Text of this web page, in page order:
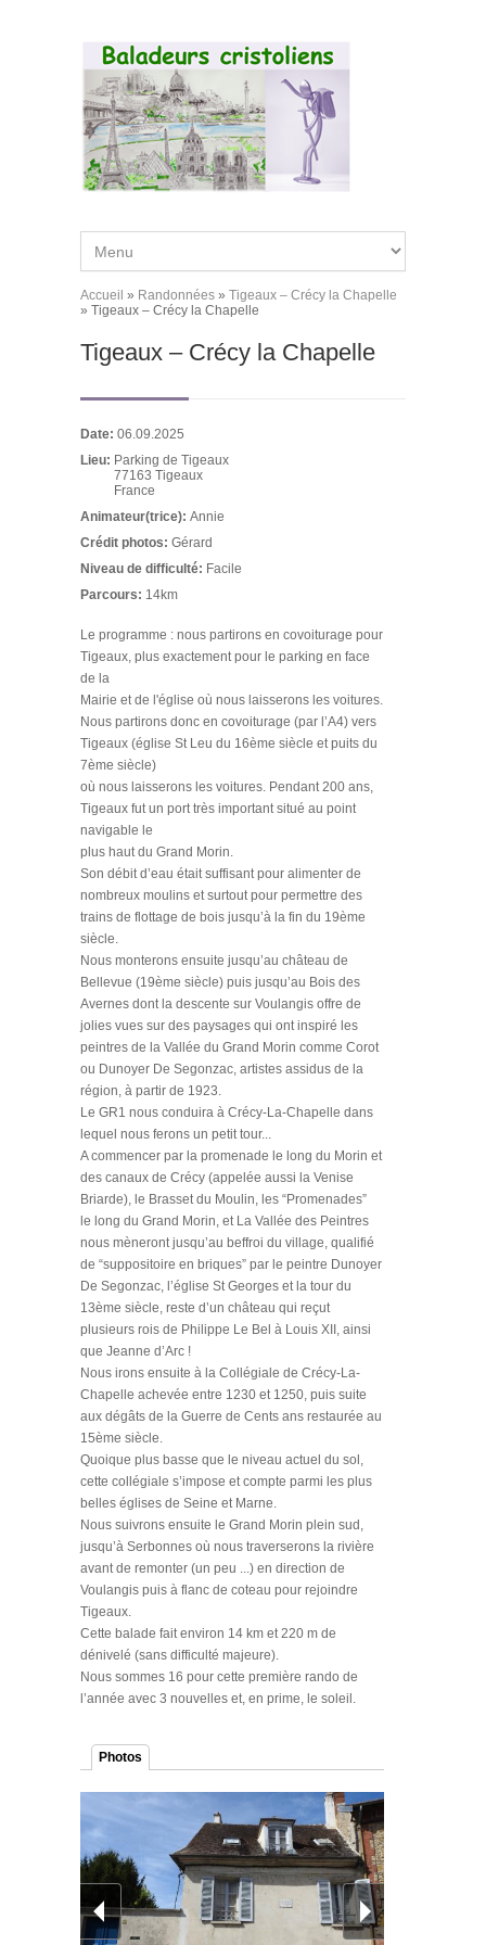
Vous êtes ici
Accueil » Randonnées » Tigeaux – Crécy la Chapelle
» Tigeaux – Crécy la Chapelle
Tigeaux – Crécy la Chapelle
Date: 06.09.2025
Lieu: Parking de Tigeaux
77163 Tigeaux
France
Animateur(trice): Annie
Crédit photos: Gérard
Niveau de difficulté: Facile
Parcours: 14km
Le programme : nous partirons en covoiturage pour
Tigeaux, plus exactement pour le parking en face
de la
Mairie et de l'église où nous laisserons les voitures.
Nous partirons donc en covoiturage (par l’A4) vers
Tigeaux (église St Leu du 16ème siècle et puits du
7ème siècle)
où nous laisserons les voitures. Pendant 200 ans,
Tigeaux fut un port très important situé au point
navigable le
plus haut du Grand Morin.
Son débit d’eau était suffisant pour alimenter de
nombreux moulins et surtout pour permettre des
trains de flottage de bois jusqu’à la fin du 19ème
siècle.
Nous monterons ensuite jusqu’au château de
Bellevue (19ème siècle) puis jusqu’au Bois des
Avernes dont la descente sur Voulangis offre de
jolies vues sur des paysages qui ont inspiré les
peintres de la Vallée du Grand Morin comme Corot
ou Dunoyer De Segonzac, artistes assidus de la
région, à partir de 1923.
Le GR1 nous conduira à Crécy-La-Chapelle dans
lequel nous ferons un petit tour...
A commencer par la promenade le long du Morin et
des canaux de Crécy (appelée aussi la Venise
Briarde), le Brasset du Moulin, les “Promenades”
le long du Grand Morin, et La Vallée des Peintres
nous mèneront jusqu’au beffroi du village, qualifié
de “suppositoire en briques” par le peintre Dunoyer
De Segonzac, l’église St Georges et la tour du
13ème siècle, reste d’un château qui reçut
plusieurs rois de Philippe Le Bel à Louis XII, ainsi
que Jeanne d’Arc !
Nous irons ensuite à la Collégiale de Crécy-La-
Chapelle achevée entre 1230 et 1250, puis suite
aux dégâts de la Guerre de Cents ans restaurée au
15ème siècle.
Quoique plus basse que le niveau actuel du sol,
cette collégiale s’impose et compte parmi les plus
belles églises de Seine et Marne.
Nous suivrons ensuite le Grand Morin plein sud,
jusqu’à Serbonnes où nous traverserons la rivière
avant de remonter (un peu ...) en direction de
Voulangis puis à flanc de coteau pour rejoindre
Tigeaux.
Cette balade fait environ 14 km et 220 m de
dénivelé (sans difficulté majeure).
Nous sommes 16 pour cette première rando de
l’année avec 3 nouvelles et, en prime, le soleil.
Photos